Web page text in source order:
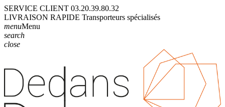
SERVICE CLIENT 03.20.39.80.32
LIVRAISON RAPIDE Transporteurs spécialisés
menuMenu
search
close